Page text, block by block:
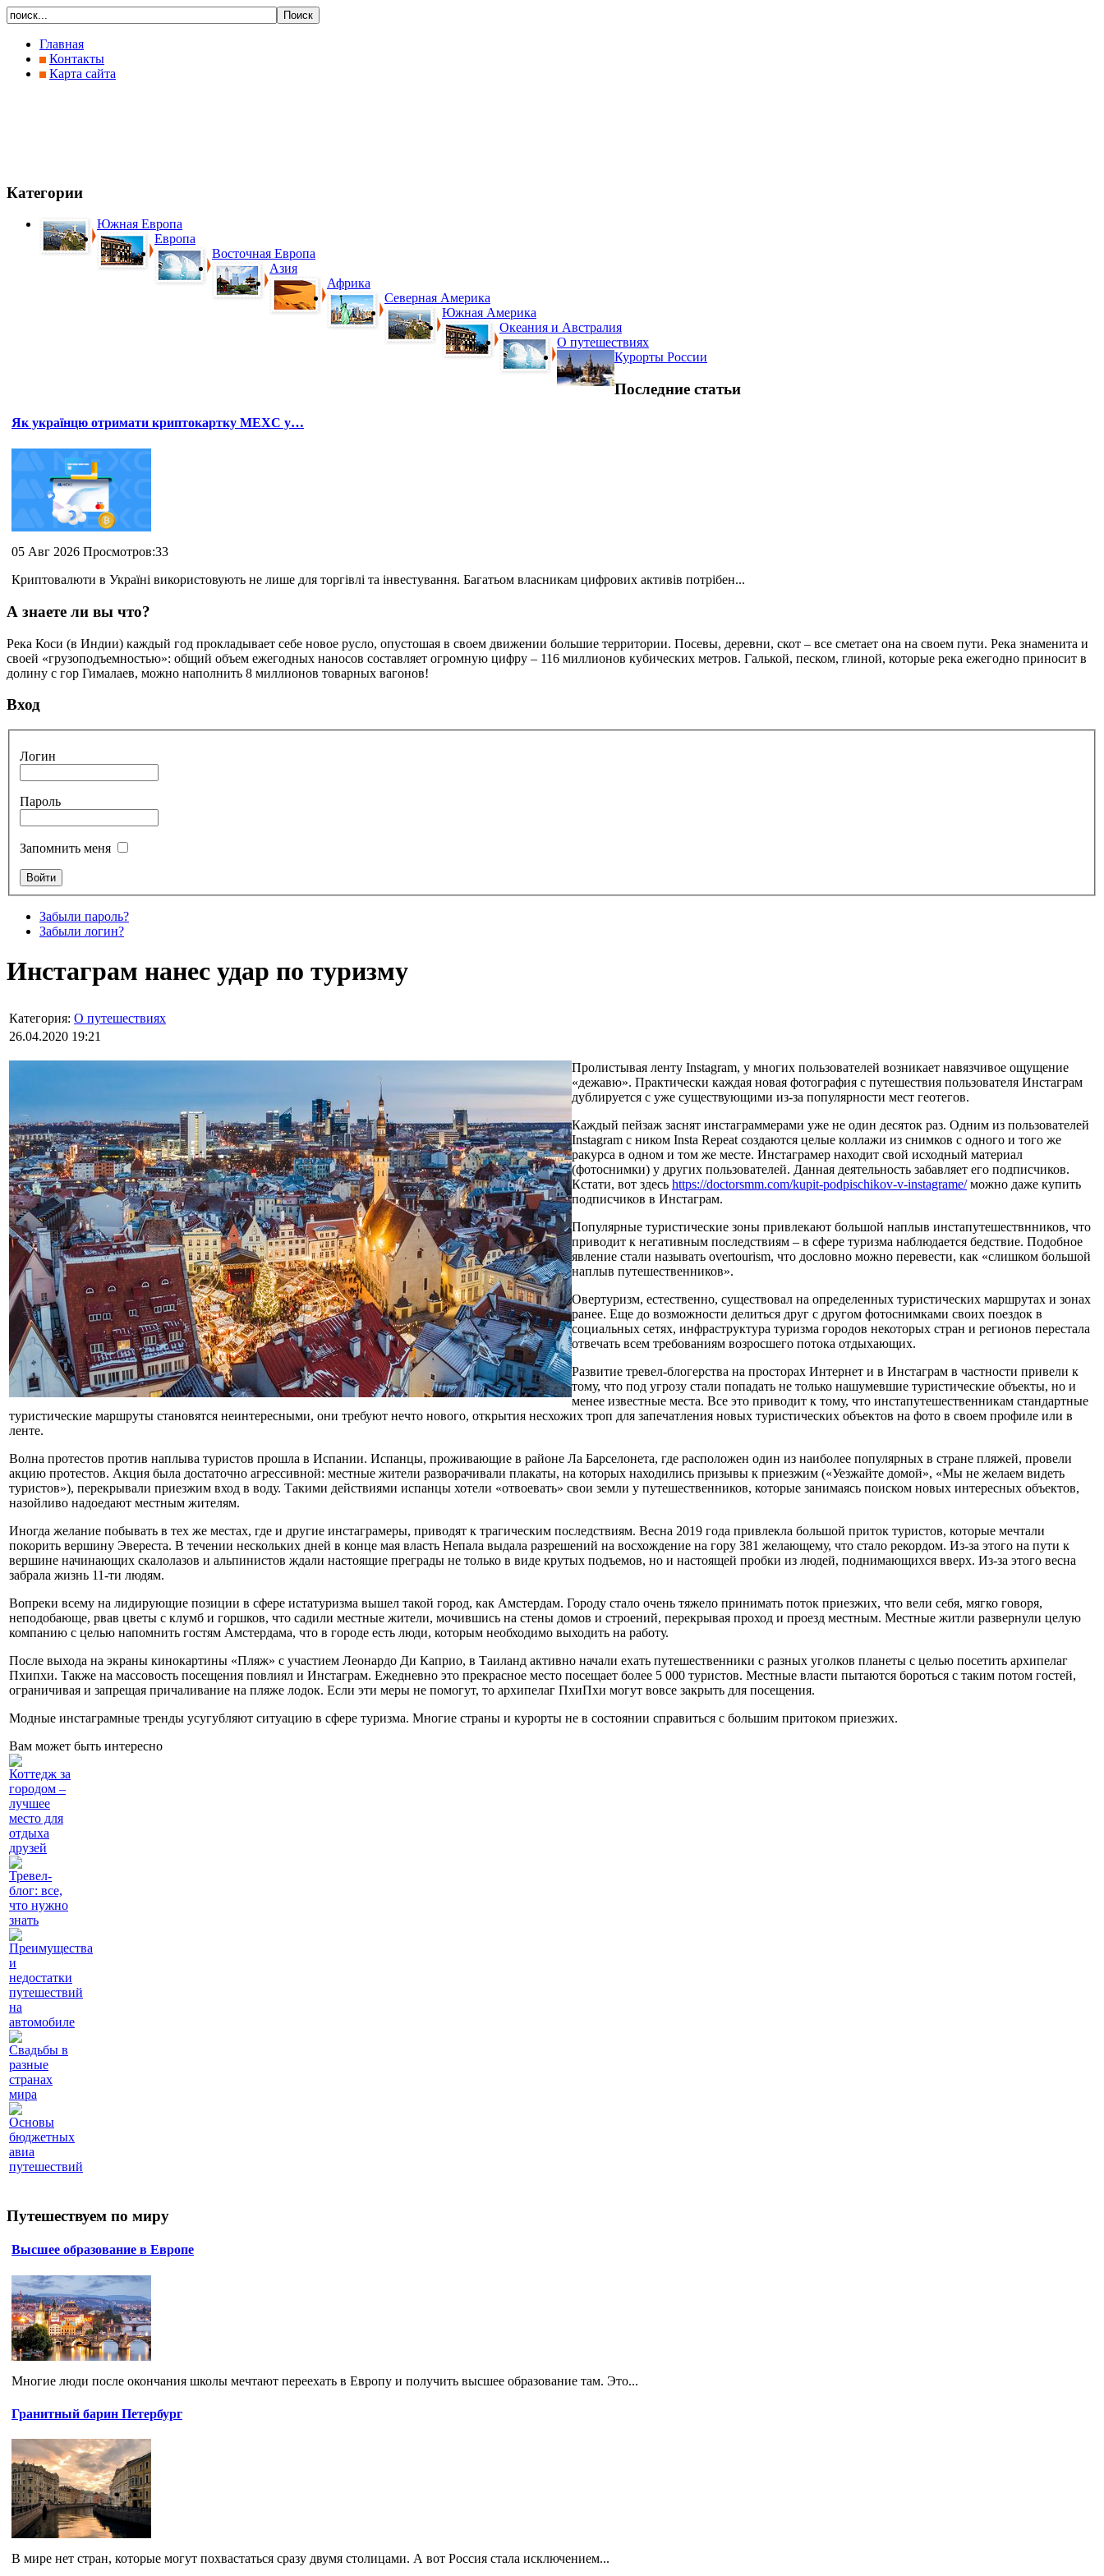
Главная
Контакты
Карта сайта
Категории
Южная Европа
Европа
Восточная Европа
Азия
Африка
Северная Америка
Южная Америка
Океания и Австралия
О путешествиях
Курорты России
Последние статьи
Як українцю отримати криптокартку MEXC у…
05 Авг 2026 Просмотров:33
Криптовалюти в Україні використовують не лише для торгівлі та інвестування. Багатьом власникам цифрових активів потрібен...
А знаете ли вы что?
Река Коси (в Индии) каждый год прокладывает себе новое русло, опустошая в своем движении большие территории. Посевы, деревни, скот – все сметает она на своем пути. Река знаменита и
своей «грузоподъемностью»: общий объем ежегодных наносов составляет огромную цифру – 116 миллионов кубических метров. Галькой, песком, глиной, которые река ежегодно приносит в
долину с гор Гималаев, можно наполнить 8 миллионов товарных вагонов!
Вход
Логин
Пароль
Запомнить меня
Забыли пароль?
Забыли логин?
Инстаграм нанес удар по туризму
Категория: О путешествиях
26.04.2020 19:21
Пролистывая ленту Instagram, у многих пользователей возникает навязчивое ощущение
«дежавю». Практически каждая новая фотография с путешествия пользователя Инстаграм
дублируется с уже существующими из-за популярности мест геотегов.
Каждый пейзаж заснят инстаграммерами уже не один десяток раз. Одним из пользователей
Instagram с ником Insta Repeat создаются целые коллажи из снимков с одного и того же
ракурса в одном и том же месте. Инстаграмер находит свой исходный материал
(фотоснимки) у других пользователей. Данная деятельность забавляет его подписчиков.
Кстати, вот здесь https://doctorsmm.com/kupit-podpischikov-v-instagrame/можно даже купить
подписчиков в Инстаграм.
Популярные туристические зоны привлекают большой наплыв инстапутешествнников, что
приводит к негативным последствиям – в сфере туризма наблюдается бедствие. Подобное
явление стали называть overtourism, что дословно можно перевести, как «слишком большой
наплыв путешественников».
Овертуризм, естественно, существовал на определенных туристических маршрутах и зонах
ранее. Еще до возможности делиться друг с другом фотоснимками своих поездок в
социальных сетях, инфраструктура туризма городов некоторых стран и регионов перестала
отвечать всем требованиям возросшего потока отдыхающих.
Развитие тревел-блогерства на просторах Интернет и в Инстаграм в частности привели к
тому, что под угрозу стали попадать не только нашумевшие туристические объекты, но и
менее известные места. Все это приводит к тому, что инстапутешественникам стандартные
туристические маршруты становятся неинтересными, они требуют нечто нового, открытия несхожих троп для запечатления новых туристических объектов на фото в своем профиле или в
ленте.
Волна протестов против наплыва туристов прошла в Испании. Испанцы, проживающие в районе Ла Барселонета, где расположен один из наиболее популярных в стране пляжей, провели
акцию протестов. Акция была достаточно агрессивной: местные жители разворачивали плакаты, на которых находились призывы к приезжим («Уезжайте домой», «Мы не желаем видеть
туристов»), перекрывали приезжим вход в воду. Такими действиями испанцы хотели «отвоевать» свои земли у путешественников, которые занимаясь поиском новых интересных объектов,
назойливо надоедают местным жителям.
Иногда желание побывать в тех же местах, где и другие инстаграмеры, приводят к трагическим последствиям. Весна 2019 года привлекла большой приток туристов, которые мечтали
покорить вершину Эвереста. В течении нескольких дней в конце мая власть Непала выдала разрешений на восхождение на гору 381 желающему, что стало рекордом. Из-за этого на пути к
вершине начинающих скалолазов и альпинистов ждали настоящие преграды не только в виде крутых подъемов, но и настоящей пробки из людей, поднимающихся вверх. Из-за этого весна
забрала жизнь 11-ти людям.
Вопреки всему на лидирующие позиции в сфере истатуризма вышел такой город, как Амстердам. Городу стало очень тяжело принимать поток приезжих, что вели себя, мягко говоря,
неподобающе, рвав цветы с клумб и горшков, что садили местные жители, мочившись на стены домов и строений, перекрывая проход и проезд местным. Местные житли развернули целую
компанию с целью напомнить гостям Амстердама, что в городе есть люди, которым необходимо выходить на работу.
После выхода на экраны кинокартины «Пляж» с участием Леонардо Ди Каприо, в Таиланд активно начали ехать путешественники с разных уголков планеты с целью посетить архипелаг
Пхипхи. Также на массовость посещения повлиял и Инстаграм. Ежедневно это прекрасное место посещает более 5 000 туристов. Местные власти пытаются бороться с таким потом гостей,
ограничивая и запрещая причаливание на пляже лодок. Если эти меры не помогут, то архипелаг ПхиПхи могут вовсе закрыть для посещения.
Модные инстаграмные тренды усугубляют ситуацию в сфере туризма. Многие страны и курорты не в состоянии справиться с большим притоком приезжих.
Вам может быть интересно
Коттедж за
городом –
лучшее
место для
отдыха
друзей
Тревел-
блог: все,
что нужно
знать
Преимущества
и
недостатки
путешествий
на
автомобиле
Свадьбы в
разные
странах
мира
Основы
бюджетных
авиа
путешествий
Путешествуем по миру
Высшее образование в Европе
Многие люди после окончания школы мечтают переехать в Европу и получить высшее образование там. Это...
Гранитный барин Петербург
В мире нет стран, которые могут похвастаться сразу двумя столицами. А вот Россия стала исключением...